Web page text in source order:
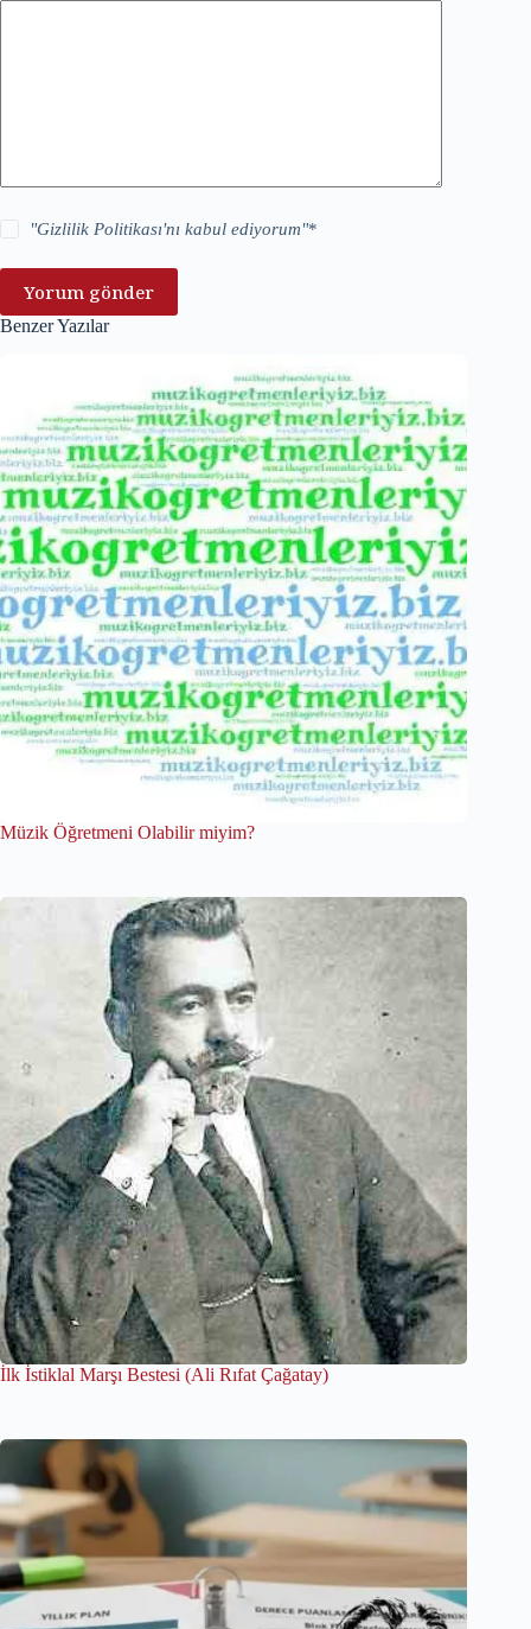
"Gizlilik Politikası'nı kabul ediyorum"*
Yorum gönder
Benzer Yazılar
Müzik Öğretmeni Olabilir miyim?
İlk İstiklal Marşı Bestesi (Ali Rıfat Çağatay)